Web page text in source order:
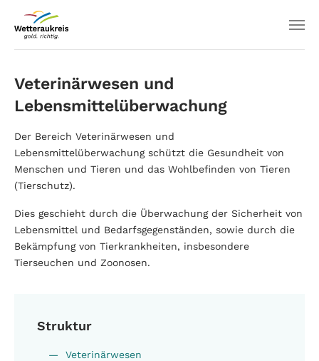
Veterinärwesen und
Lebensmittelüberwachung
Der Bereich Veterinärwesen und
Lebensmittelüberwachung schützt die Gesundheit von
Menschen und Tieren und das Wohlbefinden von Tieren
(Tierschutz).
Dies geschieht durch die Überwachung der Sicherheit von
Lebensmittel und Bedarfsgegenständen, sowie durch die
Bekämpfung von Tierkrankheiten, insbesondere
Tierseuchen und Zoonosen.
Struktur
Veterinärwesen